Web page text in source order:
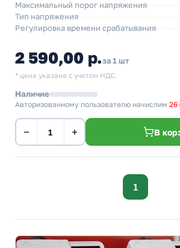
Максимальный порог напряжения
Тип напряжения
Регулировка времени срабатывания
2 590,00 р.за 1 шт
* цена указана с учетом НДС.
Наличие
Авторизованному пользователю начислим 26
− + В
1